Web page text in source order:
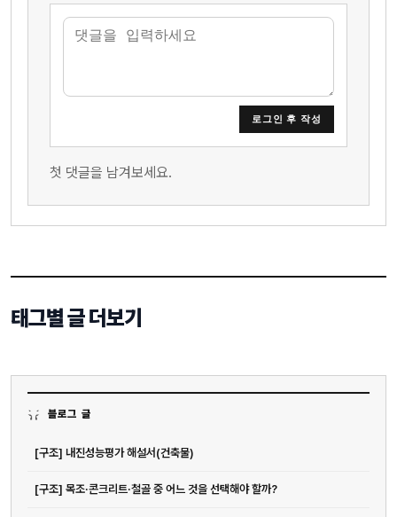
블로그 글
[구조] 내진성능평가 해설서(건축물)
[구조] 목조·콘크리트·철골 중 어느 것을 선택해야 할까?
로그인 후 작성
첫 댓글을 남겨보세요.
태그별 글 더보기